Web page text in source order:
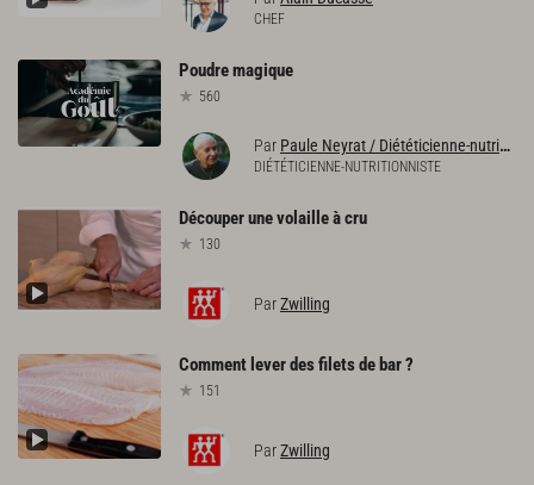
CHEF
Poudremagique
560
Par Paule Neyrat / Diététicienne-nutritionniste
DIÉTÉTICIENNE-NUTRITIONNISTE
Découperunevolailleàcru
130
ParZwilling
Comment leverdesfiletsde bar?
151
ParZwilling